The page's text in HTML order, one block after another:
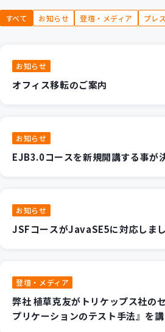
カスタマイズコース 教材
パッケージ開発
イベント・セミナー
ニュース
採用情報
すべて お知らせ 登壇・メディア プレ
お知らせ
オフィス移転のご案内
お知らせ
EJB3.0コースを新規開講する事が
お知らせ
JSFコースがJavaSE5に対応しまし
登壇・メディア
弊社 植草克友がトリケップス社の
プリケーションのテスト手法』を